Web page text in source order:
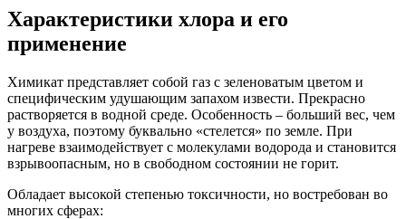
Характеристики хлора и его
применение
Химикат представляет собой газ с зеленоватым цветом и
специфическим удушающим запахом извести. Прекрасно
растворяется в водной среде. Особенность – больший вес, чем
у воздуха, поэтому буквально «стелется» по земле. При
нагреве взаимодействует с молекулами водорода и становится
взрывоопасным, но в свободном состоянии не горит.
Обладает высокой степенью токсичности, но востребован во
многих сферах: